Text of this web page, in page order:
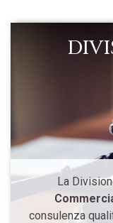
La
consulenza